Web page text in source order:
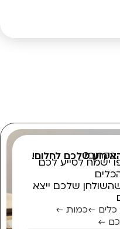
בקרוב?שלכם לחלום!
ישמח לסייע לכם
שלכם ייצא
←כמות ←
←